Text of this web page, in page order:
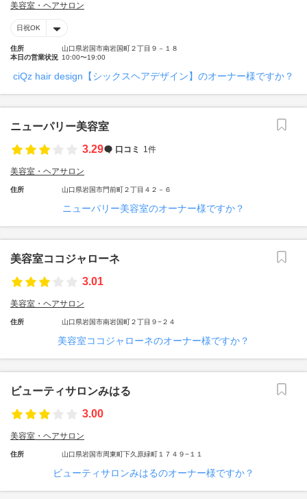
美容室・ヘアサロン
日祝OK
住所
山口県岩国市南岩国町２丁目９－１８
本日の営業状況 10:00〜19:00
ciQz hair design【シックスヘアデザイン】のオーナー様ですか？
ニューパリー美容室
3.29
口コミ 1件
美容室・ヘアサロン
住所 山口県岩国市門前町２丁目４２－６
ニューパリー美容室のオーナー様ですか？
美容室ココジャローネ
3.01
美容室・ヘアサロン
住所 山口県岩国市南岩国町２丁目９−２４
美容室ココジャローネのオーナー様ですか？
ビューティサロンみはる
3.00
美容室・ヘアサロン
住所 山口県岩国市周東町下久原緑町１７４９−１１
ビューティサロンみはるのオーナー様ですか？